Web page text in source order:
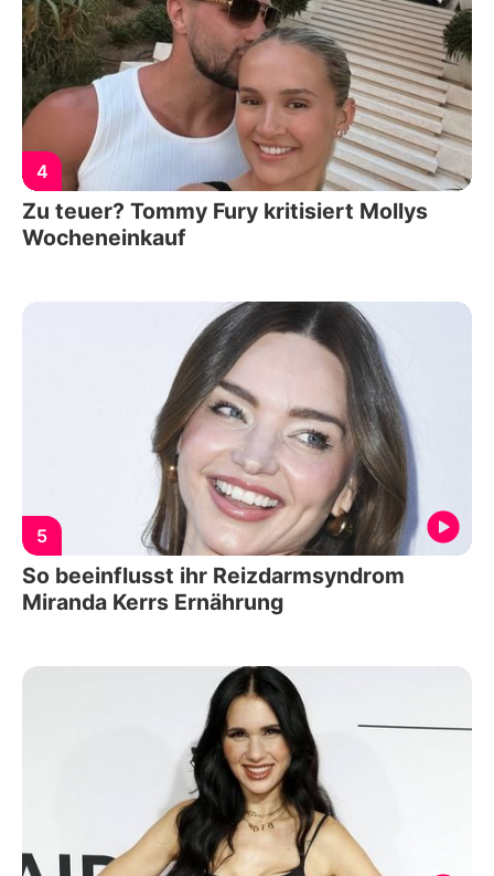
4
Zu teuer? Tommy Fury kritisiert Mollys
Wocheneinkauf
5
So beeinflusst ihr Reizdarmsyndrom
Miranda Kerrs Ernährung